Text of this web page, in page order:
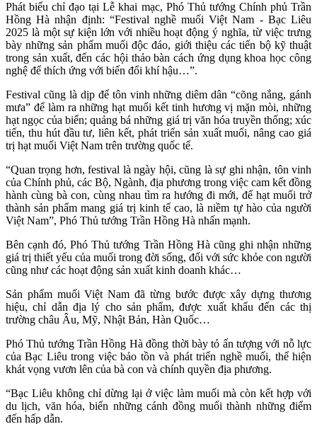
Phát biểu chỉ đạo tại Lễ khai mạc, Phó Thủ tướng Chính phủ Trần
Hồng Hà nhận định: “Festival nghề muối Việt Nam - Bạc Liêu
2025 là một sự kiện lớn với nhiều hoạt động ý nghĩa, từ việc trưng
bày những sản phẩm muối độc đáo, giới thiệu các tiến bộ kỹ thuật
trong sản xuất, đến các hội thảo bàn cách ứng dụng khoa học công
nghệ để thích ứng với biến đổi khí hậu…”.
Festival cũng là dịp để tôn vinh những diêm dân “cõng nắng, gánh
mưa” để làm ra những hạt muối kết tinh hương vị mặn mòi, những
hạt ngọc của biển; quảng bá những giá trị văn hóa truyền thống; xúc
tiến, thu hút đầu tư, liên kết, phát triển sản xuất muối, nâng cao giá
trị hạt muối Việt Nam trên trường quốc tế.
“Quan trọng hơn, festival là ngày hội, cũng là sự ghi nhận, tôn vinh
của Chính phủ, các Bộ, Ngành, địa phương trong việc cam kết đồng
hành cùng bà con, cùng nhau tìm ra hướng đi mới, để hạt muối trở
thành sản phẩm mang giá trị kinh tế cao, là niềm tự hào của người
Việt Nam”, Phó Thủ tướng Trần Hồng Hà nhấn mạnh.
Bên cạnh đó, Phó Thủ tướng Trần Hồng Hà cũng ghi nhận những
giá trị thiết yếu của muối trong đời sống, đối với sức khỏe con người
cũng như các hoạt động sản xuất kinh doanh khác…
Sản phẩm muối Việt Nam đã từng bước được xây dựng thương
hiệu, chỉ dẫn địa lý cho sản phẩm, được xuất khẩu đến các thị
trường châu Âu, Mỹ, Nhật Bản, Hàn Quốc…
Phó Thủ tướng Trần Hồng Hà đồng thời bày tỏ ấn tượng với nỗ lực
của Bạc Liêu trong việc bảo tồn và phát triển nghề muối, thể hiện
khát vọng vươn lên của bà con và chính quyền địa phương.
“Bạc Liêu không chỉ dừng lại ở việc làm muối mà còn kết hợp với
du lịch, văn hóa, biến những cánh đồng muối thành những điểm
đến hấp dẫn.